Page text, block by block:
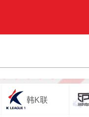
韩K联